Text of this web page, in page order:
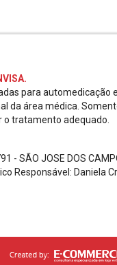
para automedicação
da área médica.
tratamento adequado.
- SÃO JOSE DOS
Responsável: Daniela